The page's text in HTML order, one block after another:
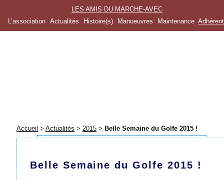
LES AMIS DU MARCHE-AVEC
L’association
Actualités Histoire(s) Manoeuvres Maintenance
Accueil > Actualités > 2015 > Belle Semaine du Golfe 2015 !
Belle Semaine du Golfe 2015 !